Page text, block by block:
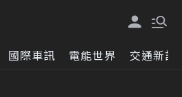
國際車訊 電能世界 交通新訊